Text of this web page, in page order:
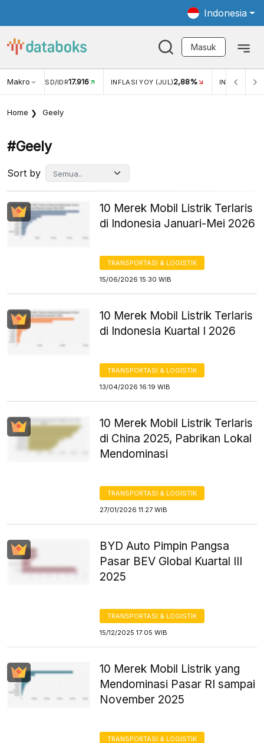
Indonesia
Masuk
Makro
USD/IDR 17.916 INFLASI YOY (JUL)2,88% INFLASI MOM (JUL)
Home Geely
#geely
Sort by
10 Merek Mobil Listrik Terlaris
di Indonesia Januari-Mei 2026
TRANSPORTASI & LOGISTIK
15/06/2026 15:30 WIB
10 Merek Mobil Listrik Terlaris
di Indonesia Kuartal I 2026
TRANSPORTASI & LOGISTIK
13/04/2026 16:19 WIB
10 Merek Mobil Listrik Terlaris
di China 2025, Pabrikan Lokal
Mendominasi
TRANSPORTASI & LOGISTIK
27/01/2026 11:27 WIB
BYD Auto Pimpin Pangsa
Pasar BEV Global Kuartal III
2025
TRANSPORTASI & LOGISTIK
15/12/2025 17:05 WIB
10 Merek Mobil Listrik yang
Mendominasi Pasar RI sampai
November 2025
TRANSPORTASI & LOGISTIK